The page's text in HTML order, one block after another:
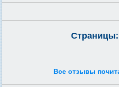
Страницы:
Все отзывы